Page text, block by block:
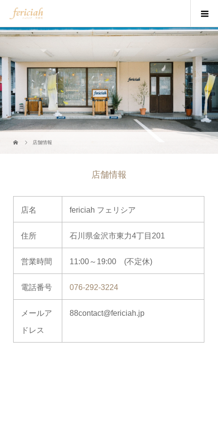
店舗情報
店舗情報
店名 fericiah フェリシア
住所 石川県金沢市東力4丁目201
営業時間 11:00～19:00 (不定休)
電話番号 076-292-3224
メールア
ドレス
88contact@fericiah.jp